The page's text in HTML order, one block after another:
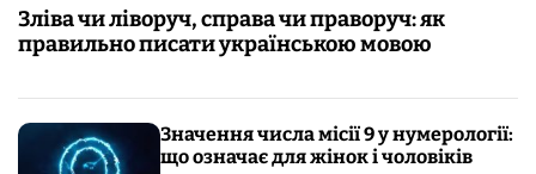
Зліва чи ліворуч, справа чи праворуч: як
правильно писати українською мовою
Значення числа місії 9 у нумерології:
що означає для жінок і чоловіків